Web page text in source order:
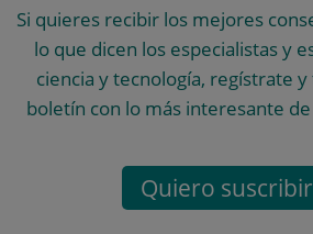
Si quieres recibir los mejores
lo que dicen los especialistas y
ciencia y tecnología, regístrate
boletín con lo más interesante de
Quiero